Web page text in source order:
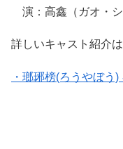
演：高鑫（ガオ・シ
詳しいキャスト紹介は
・瑯琊榜(ろうやぼう